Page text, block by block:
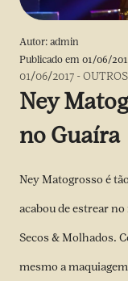
Autor: admin
Publicado em 01/06/
01/06/2017 -OUTROS
Ney
no Guaíra
Ney Matogrosso é
acabou de estrear
Secos & Molhados.
mesmo a